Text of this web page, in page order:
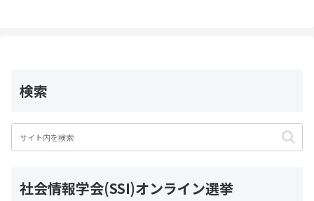
検索
社会情報学会(SSI)オンライン選挙